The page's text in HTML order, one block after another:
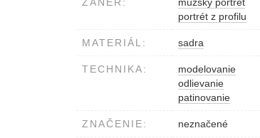
ŽÁNER:
mužský portrét
portrét z profilu
MATERIÁL: sadra
TECHNIKA:
modelovanie
odlievanie
patinovanie
ZNAČENIE: neznačené